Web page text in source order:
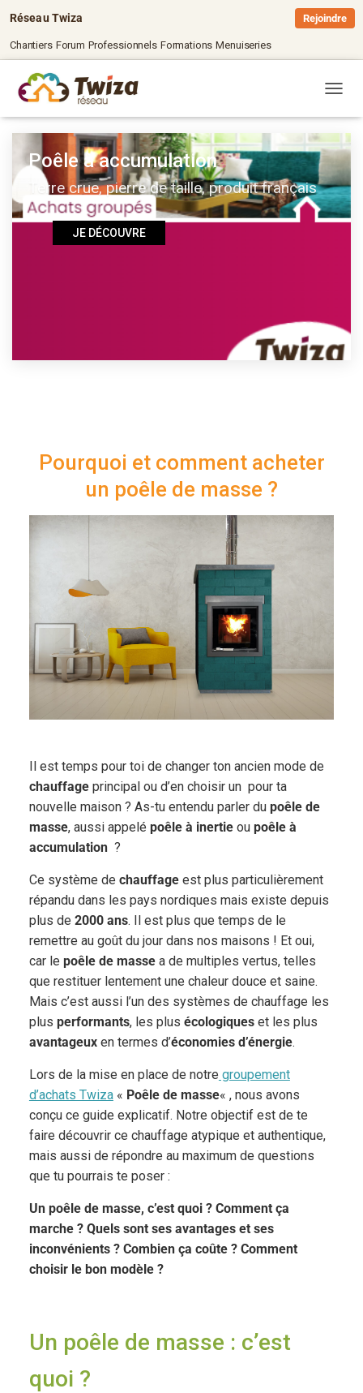
Réseau Twiza
Chantiers Forum Professionnels Formations Menuiseries
Rejoindre
Poêle à accumulation
Terre crue, pierre de taille, produit français
JE DÉCOUVRE
Pourquoi et comment acheter
un poêle de masse ?
Il est temps pour toi de changer ton ancien mode de
chauffageprincipal ou d’en choisir un pour ta
nouvelle maison ? As-tu entendu parler du poêle de
masse, aussi appelé poêle à inertie oupoêle à
accumulation ?
Ce système de chauffageest plus particulièrement
répandu dans les pays nordiques mais existe depuis
plus de 2000 ans. Il est plus que temps de le
remettre au goût du jour dans nos maisons ! Et oui,
car le poêle de massea de multiples vertus, telles
que restituer lentement une chaleur douce et saine.
Mais c’est aussi l’un des systèmes de chauffage les
plus performants, les plus écologiqueset les plus
avantageuxen termes d’économies d’énergie.
Lors de la mise en place de notre groupement
d’achats Twiza« Poêle de masse« , nous avons
conçu ce guide explicatif. Notre objectif est de te
faire découvrir ce chauffage atypique et authentique,
mais aussi de répondre au maximum de questions
que tu pourrais te poser :
Un poêle de masse, c’est quoi ? Comment ça
marche ? Quels sont ses avantages et ses
inconvénients ? Combien ça coûte ? Comment
choisir le bon modèle ?
Un poêle de masse : c’est
quoi ?